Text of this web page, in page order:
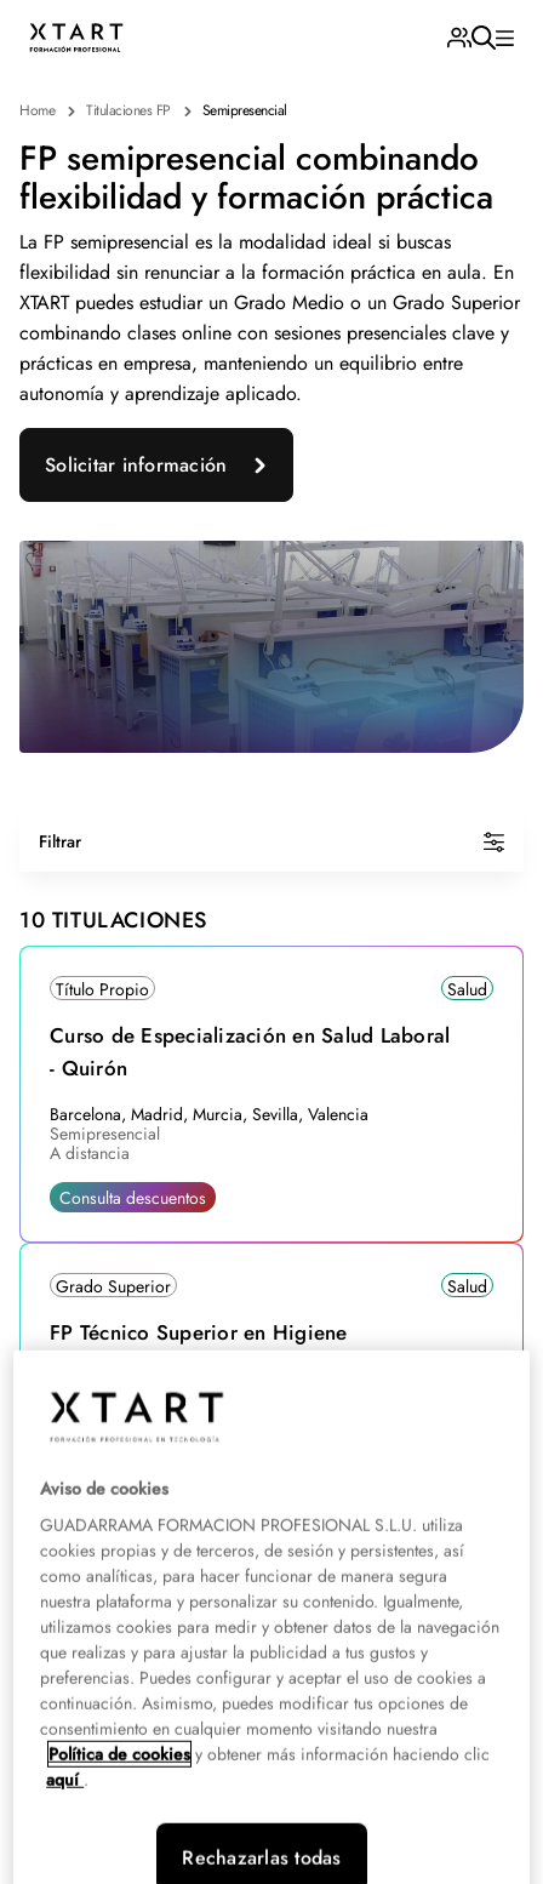
Home Titulaciones FP Semipresencial
FP semipresencial combinando
flexibilidad y formación práctica
La FP semipresencial es la modalidad ideal si buscas
flexibilidad sin renunciar a la formación práctica en aula. En
XTART puedes estudiar un Grado Medio o un Grado Superior
combinando clases online con sesiones presenciales clave y
prácticas en empresa, manteniendo un equilibrio entre
autonomía y aprendizaje aplicado.
Solicitar información
Filtrar
10 TITULACIONES
Título Propio Salud
Curso de Especialización en Salud Laboral
- Quirón
Barcelona, Madrid, Murcia, Sevilla, Valencia
Semipresencial
A distancia
Consulta descuentos
Grado Superior Salud
FP Técnico Superior en Higiene
Murcia, Valencia
Semipresencial
Hasta 25% de descuento antes del 14/08
Grado Medio Salud
FP Técnico en Emergencias Sanitarias
semipresencial
Murcia, Valencia
Semipresencial
Consulta descuentos
Aviso de cookies
GUADARRAMA FORMACION PROFESIONAL S.L.U. utiliza
cookies propias y de terceros, de sesión y persistentes, así
como analíticas, para hacer funcionar de manera segura
nuestra plataforma y personalizar su contenido. Igualmente,
utilizamos cookies para medir y obtener datos de la navegación
que realizas y para ajustar la publicidad a tus gustos y
preferencias. Puedes configurar y aceptar el uso de cookies a
continuación. Asimismo, puedes modificar tus opciones de
consentimiento en cualquier momento visitando nuestra
Política de cookies y obtener más información haciendo clic
aquí .
Rechazarlas todas